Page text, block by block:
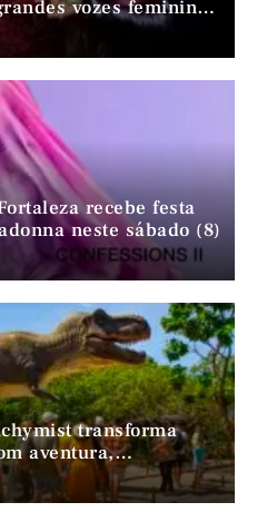
vozes femininas
recebe festa
neste sábado (8)
transforma
aventura,
família